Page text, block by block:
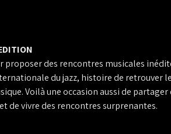
proposer des rencontres musicales
du jazz, histoire de retrouver
Voilà une occasion aussi de
de vivre des rencontres surprenantes.